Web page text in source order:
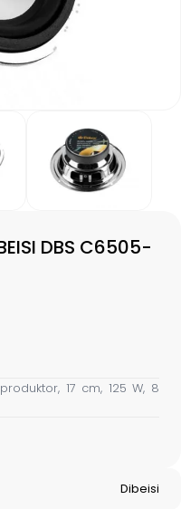
DBS C6505-
17 cm, 125 W, 8
Dibeisi